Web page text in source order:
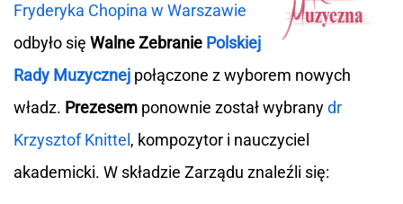
Fryderyka Chopina w Warszawie
odbyło się Walne Zebranie Polskiej
Rady Muzycznej połączone z wyborem nowych
władz. Prezesem ponownie został wybranydr
Krzysztof Knittel , kompozytor i nauczyciel
akademicki. W składzie Zarządu znaleźli się: